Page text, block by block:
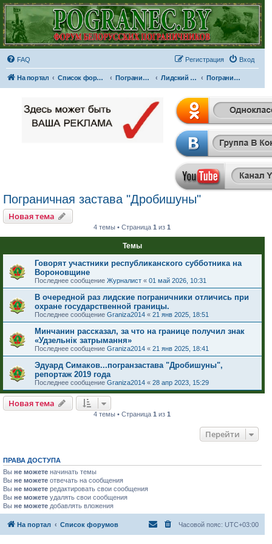
FAQ Вход
Регистрация
На портал Список форумов Пограничные отряды и части Лидский пограничный отряд Пограничная застава "Дробишуны"
Пограничная застава "Дробишуны"
Новая тема
4 темы • Страница1 из1
Темы
Говорят участники республиканского субботника на
Вороновщине
Последнее сообщение Журналист « 01 май 2026, 10:31
В очередной раз лидские пограничники отличись при
охране государственной границы.
Последнее сообщение Graniza2014 « 21 янв 2025, 18:51
Минчанин рассказал, за что на границе получил знак
«Удзельнік затрымання»
Последнее сообщение Graniza2014 « 21 янв 2025, 18:41
Эдуард Симаков...погранзастава "Дробишуны",
репортаж 2019 года
Последнее сообщение Graniza2014 « 28 апр 2023, 15:29
Новая тема
4 темы • Страница1 из1
Перейти
ПРАВА ДОСТУПА
Вы не можете начинать темы
Вы не можете отвечать на сообщения
Вы не можете редактировать свои сообщения
Вы не можете удалять свои сообщения
Вы не можете добавлять вложения
На портал Список форумов Часовой пояс: UTC+03:00